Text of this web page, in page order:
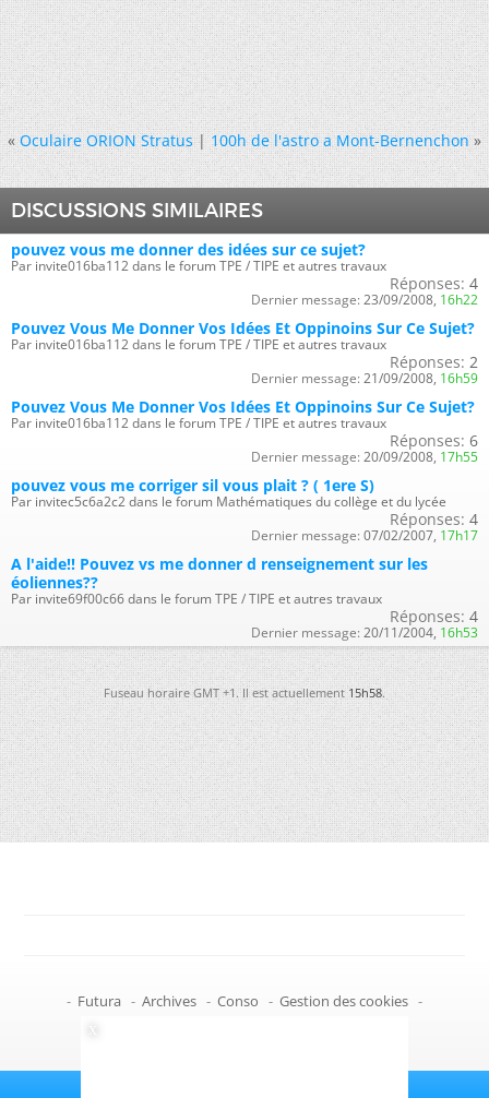
« Oculaire ORION Stratus|100h de l'astro a Mont-Bernenchon »
DISCUSSIONS SIMILAIRES
pouvez vous me donner des idées sur ce sujet?
Par invite016ba112 dans le forum TPE / TIPE et autres travaux
Réponses: 4
Dernier message: 23/09/2008, 16h22
Pouvez Vous Me Donner Vos Idées Et Oppinoins Sur Ce Sujet?
Par invite016ba112 dans le forum TPE / TIPE et autres travaux
Réponses: 2
Dernier message: 21/09/2008, 16h59
Pouvez Vous Me Donner Vos Idées Et Oppinoins Sur Ce Sujet?
Par invite016ba112 dans le forum TPE / TIPE et autres travaux
Réponses: 6
Dernier message: 20/09/2008, 17h55
pouvez vous me corriger sil vous plait ? ( 1ere S)
Par invitec5c6a2c2 dans le forum Mathématiques du collège et du lycée
Réponses: 4
Dernier message: 07/02/2007, 17h17
A l'aide!! Pouvez vs me donner d renseignement sur les
éoliennes??
Par invite69f00c66 dans le forum TPE / TIPE et autres travaux
Réponses: 4
Dernier message: 20/11/2004, 16h53
Fuseau horaire GMT +1. Il est actuellement15h58.
- Futura - Archives - Conso - Gestion des cookies -